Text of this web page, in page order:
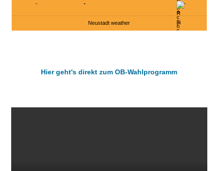
- - -
Neustadt weather
Hier geht's direkt zum OB-Wahlprogramm